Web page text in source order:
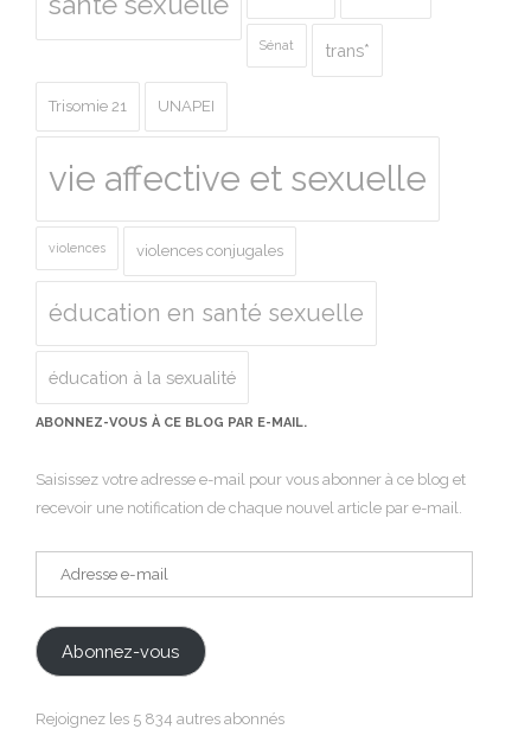
Sénat trans*
Trisomie 21 UNAPEI
vie affective et sexuelle
violences violences conjugales
éducation en santé sexuelle
éducation à la sexualité
ABONNEZ-VOUS À CE BLOG PAR E-MAIL.
Saisissez votre adresse e-mail pour vous abonner à ce blog et
recevoir une notification de chaque nouvel article par e-mail.
Adresse
e-
Abonnez-vous
Rejoignez les 5 834 autres abonnés